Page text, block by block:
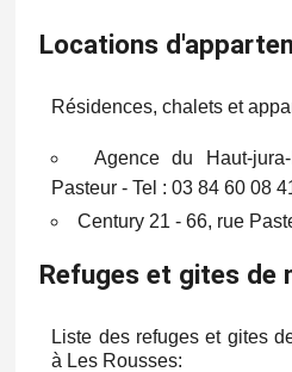
Locations
Résidences, chalets et
Agence du Haut-
Pasteur - Tel : 03 84 60 08
Century 21 - 66, rue
Refuges et gites de
Liste des refuges et gites
à Les Rousses: